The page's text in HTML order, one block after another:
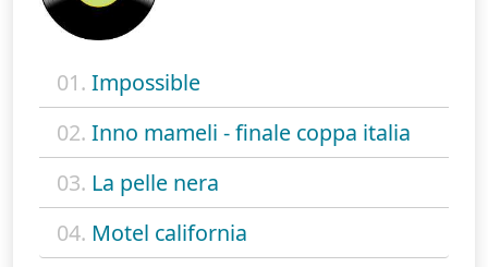
01. Impossible
02. Inno mameli - finale coppa italia
03. La pelle nera
04. Motel california